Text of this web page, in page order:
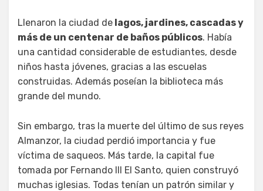
Llenaron la ciudad de lagos, jardines, cascadas y
más de un centenar de baños públicos. Había
una cantidad considerable de estudiantes, desde
niños hasta jóvenes, gracias a las escuelas
construidas. Además poseían la biblioteca más
grande del mundo.
Sin embargo, tras la muerte del último de sus reyes
Almanzor, la ciudad perdió importancia y fue
víctima de saqueos. Más tarde, la capital fue
tomada por Fernando III El Santo, quien construyó
muchas iglesias. Todas tenían un patrón similar y